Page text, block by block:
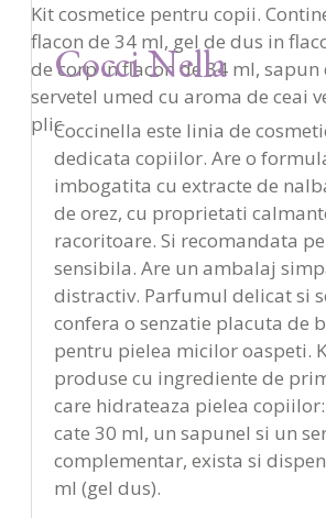
Kit cosmetice pentru copii.
flacon de 34 ml, gel de dus in
de corp in flacon de 34 ml,
servetel umed cu aroma de ceai
plic
Cocci Nella
Coccinella este linia de
dedicata copiilor. Are o
imbogatita cu extracte de
de orez, cu proprietati
racoritoare. Si recomandata
sensibila. Are un ambalaj
distractiv. Parfumul delicat si
confera o senzatie placuta de
pentru pielea micilor oaspeti.
produse cu ingrediente de
care hidrateaza pielea
cate 30 ml, un sapunel si un
complementar, exista si
ml (gel dus).